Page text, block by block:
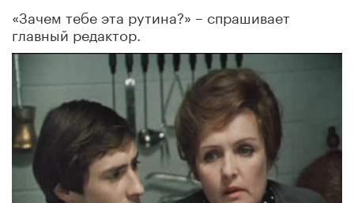
«Зачем тебе эта рутина?» – спрашивает
главный редактор.